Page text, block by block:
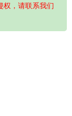
权，请联系我们